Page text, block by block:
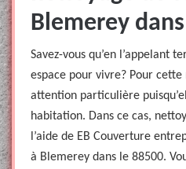
Blemerey
Savez-vous qu’en l’appelant
espace pour vivre? Pour
attention particulière
habitation. Dans ce cas,
l’aide de EB Couverture
à Blemerey dans le 88500.